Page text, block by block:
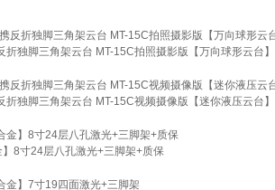
独脚三角架云台 MT-15C拍照摄影版【万向球形云台】
独脚三角架云台 MT-15C视频摄像版【迷你液压云台】
8寸24层八孔激光+三脚架+质保